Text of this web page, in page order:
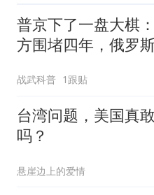
普京下了一盘大棋
方围堵四年，俄罗
战武科普 1跟贴
台湾问题，美国真
吗？
悬崖边上的爱情